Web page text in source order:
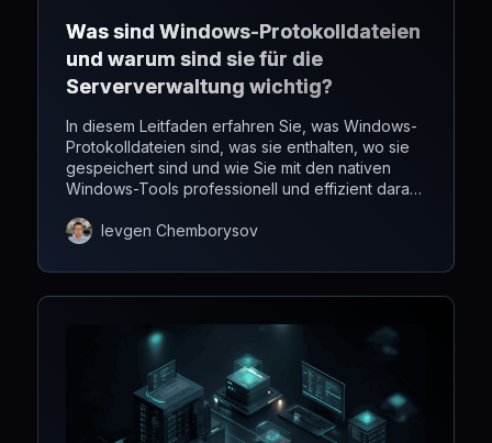
Was sind Windows-Protokolldateien
und warum sind sie für die
Serververwaltung wichtig?
In diesem Leitfaden erfahren Sie, was Windows-
Protokolldateien sind, was sie enthalten, wo sie
gespeichert sind und wie Sie mit den nativen
Windows-Tools professionell und effizient darauf
Ievgen Chemborysov